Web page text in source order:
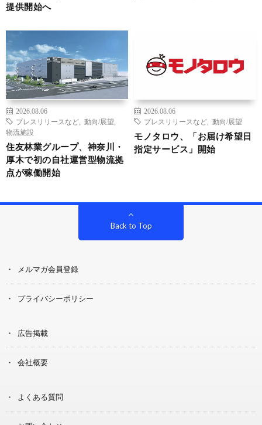
提供開始へ
2026.08.06
プレスリリースなど
動向/展望
物流施設
住友林業グループ、神奈川・
厚木で初の自社運営型物流拠
点が稼働開始
2026.08.06
プレスリリースなど
動向/展望
モノタロウ、「お届け希望日
指定サービス」開始
Back to Top
メルマガ会員登録
プライバシーポリシー
広告掲載
会社概要
よくある質問